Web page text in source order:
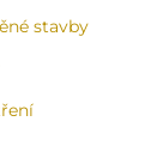
stavby